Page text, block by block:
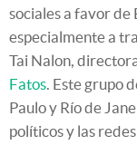
sociales a favor de
especialmente a
Tai Nalon,
Fatos. Este grupo
Paulo y Río de
políticos y las